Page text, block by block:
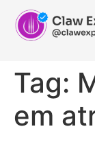
Tag:
em